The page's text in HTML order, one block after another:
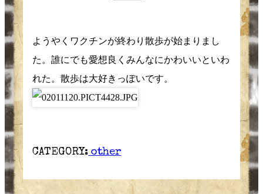
ようやくワクチンが終わり散歩が始まりまし
た。誰にでも愛想良くみんなにかわいいといわ
れた。散歩は大好きっぽいです。
CATEGORY:other